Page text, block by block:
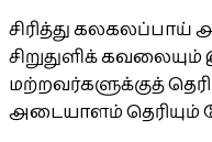
சிரித்து கலகலப்பாய்
சிறுதுளிக்
மற்றவர்களுக்குத்
அடையாளம்